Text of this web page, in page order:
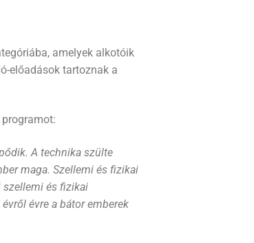
amelyek alkotóik
előadások tartoznak a
A technika szülte
maga. Szellemi és fizikai
szellemi és fizikai
évre a bátor emberek